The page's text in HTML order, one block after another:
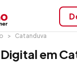
Catanduva
em